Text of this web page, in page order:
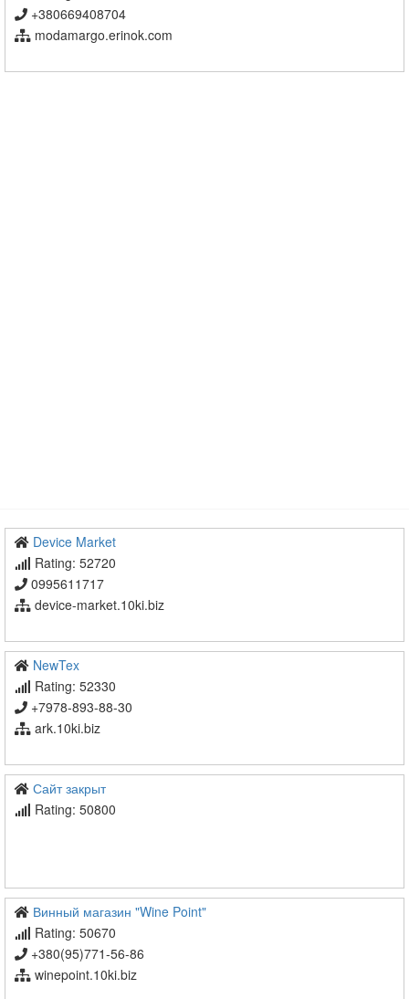
+380669408704
modamargo.erinok.com
Device Market
Rating: 52720
0995611717
device-market.10ki.biz
NewTex
Rating: 52330
+7978-893-88-30
ark.10ki.biz
Сайт закрыт
Rating: 50800
Винный магазин "Wine Point"
Rating: 50670
+380(95)771-56-86
winepoint.10ki.biz